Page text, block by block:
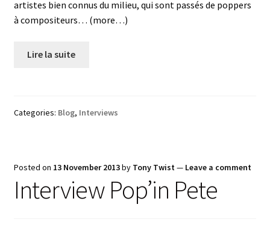
artistes bien connus du milieu, qui sont passés de poppers
à compositeurs… (more…)
Lire la suite
Categories: Blog, Interviews
Posted on 13 November 2013by Tony Twist— Leave a comment
Interview Pop’in Pete